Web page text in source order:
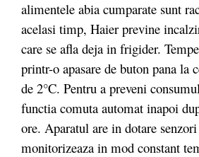
alimentele abia cumparate sunt
acelasi timp, Haier previne
care se afla deja in frigider.
printr-o apasare de buton pana la
de 2°C. Pentru a preveni
functia comuta automat inapoi
ore. Aparatul are in dotare senzori
monitorizeaza in mod constant